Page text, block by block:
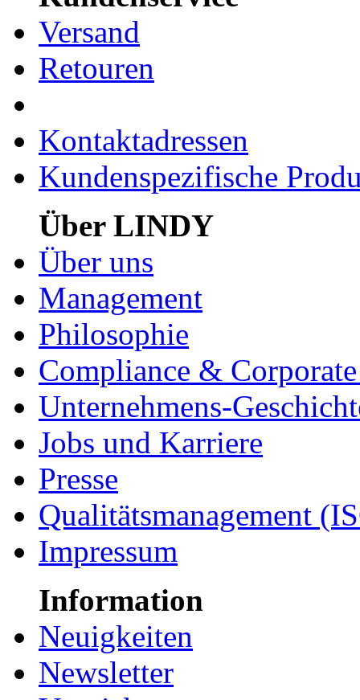
Versand
Retouren
Kontaktadressen
Kundenspezifische
Über LINDY
Über uns
Management
Philosophie
Compliance &
Unternehmens-
Jobs und Karriere
Presse
Qualitätsmanagement
Impressum
Information
Neuigkeiten
Newsletter